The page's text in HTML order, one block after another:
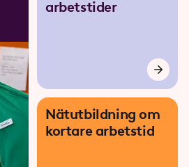
arbetstider
Nätutbildning om
kortare arbetstid